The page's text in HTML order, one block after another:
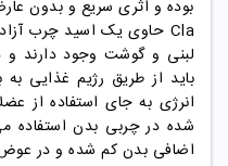
بوده و اثری سریع و بدون
Cla حاوی یک اسید چرب
لبنی و گوشت وجود دارند و
باید از طریق رژیم غذایی
انرژی به جای استفاده از
شده در چربی بدن استفاده
اضافی بدن کم شده و در